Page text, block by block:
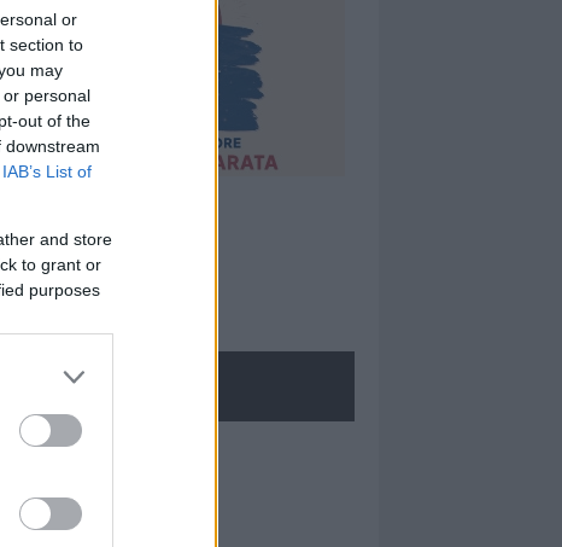
or
section to
may
personal
out of the
downstream
IAB’s List of
and store
to grant or
purposes
NECROLOGIE